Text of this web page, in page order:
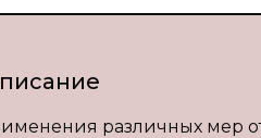
различных мер